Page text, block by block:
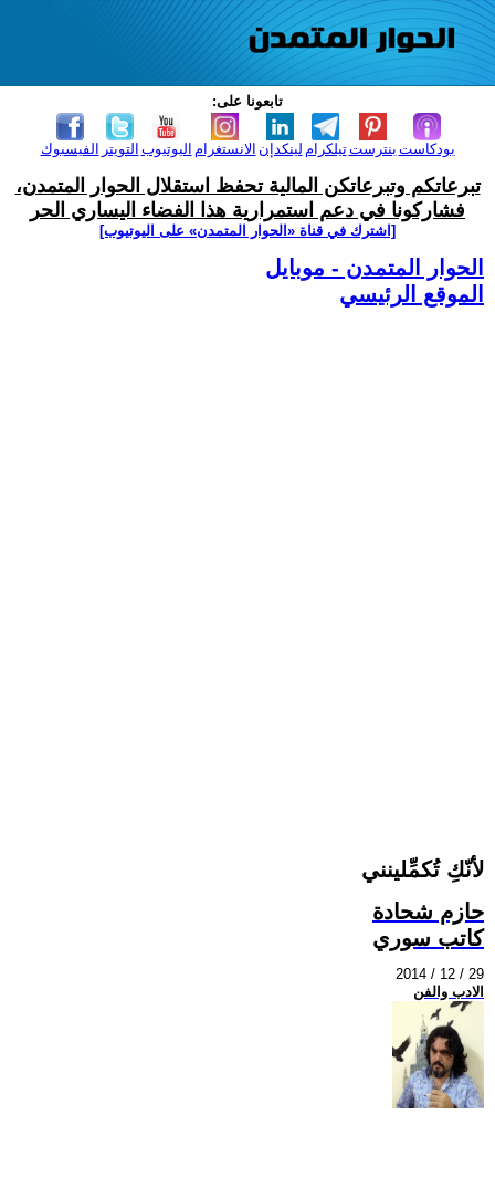
تابعونا على:
الفيسبوك التويتر اليوتيوب الانستغرام لينكدإن تيلكرامبنترست بودكاست
تبرعاتكم وتبرعاتكن المالية تحفظ استقلال الحوار المتمدن،
فشاركونا في دعم استمرارية هذا الفضاء اليساري الحر
[اشترك في قناة ‫«الحوار المتمدن» على اليوتيوب]
الحوار المتمدن - موبايل
الموقع الرئيسي
لأنّكِ تُكمِّلينني
حازم شحادة
كاتب سوري
2014 / 12 / 29
الادب والفن